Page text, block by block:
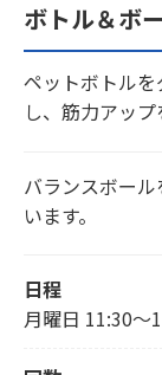
ボトル＆ボ
ペットボトル
し、筋力アップ
バランスボー
います。
日程
月曜日 11:30～